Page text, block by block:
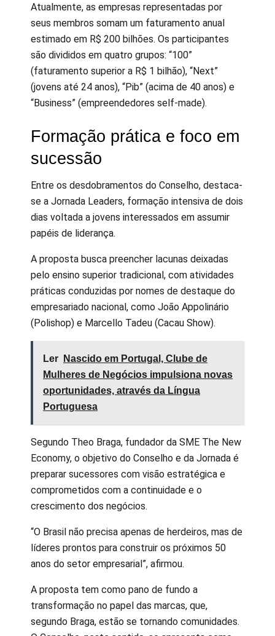
Atualmente, as empresas representadas por
seus membros somam um faturamento anual
estimado em R$ 200 bilhões. Os participantes
são divididos em quatro grupos: “100”
(faturamento superior a R$ 1 bilhão), “Next”
(jovens até 24 anos), “Pib” (acima de 40 anos) e
“Business” (empreendedores self-made).
Formação prática e foco em
sucessão
Entre os desdobramentos do Conselho, destaca-
se a Jornada Leaders, formação intensiva de dois
dias voltada a jovens interessados em assumir
papéis de liderança.
A proposta busca preencher lacunas deixadas
pelo ensino superior tradicional, com atividades
práticas conduzidas por nomes de destaque do
empresariado nacional, como João Appolinário
(Polishop) e Marcello Tadeu (Cacau Show).
Ler
Nascido em Portugal, Clube de
Mulheres de Negócios impulsiona novas
oportunidades, através da Língua
Portuguesa
Segundo Theo Braga, fundador da SME The New
Economy, o objetivo do Conselho e da Jornada é
preparar sucessores com visão estratégica e
comprometidos com a continuidade e o
crescimento dos negócios.
“O Brasil não precisa apenas de herdeiros, mas de
líderes prontos para construir os próximos 50
anos do setor empresarial”, afirmou.
A proposta tem como pano de fundo a
transformação no papel das marcas, que,
segundo Braga, estão se tornando comunidades.